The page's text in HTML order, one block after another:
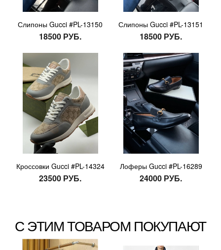
Слипоны Gucci #PL-13150
18500 РУБ.
Слипоны Gucci #PL-13151
18500 РУБ.
Кроссовки Gucci #PL-14324
23500 РУБ.
Лоферы Gucci #PL-16289
24000 РУБ.
С ЭТИМ ТОВАРОМ ПОКУПАЮТ